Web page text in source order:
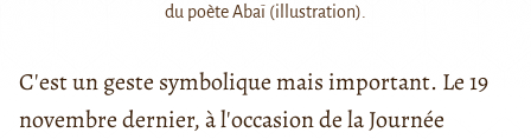
du poète Abaï (illustration).
C'est un geste symbolique mais important. Le 19
novembre dernier, à l'occasion de la Journée